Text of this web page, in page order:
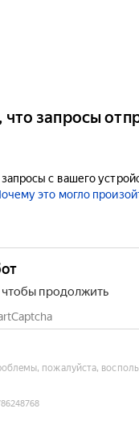
запросы
с вашего
это могло
продолжить
пожалуйста,